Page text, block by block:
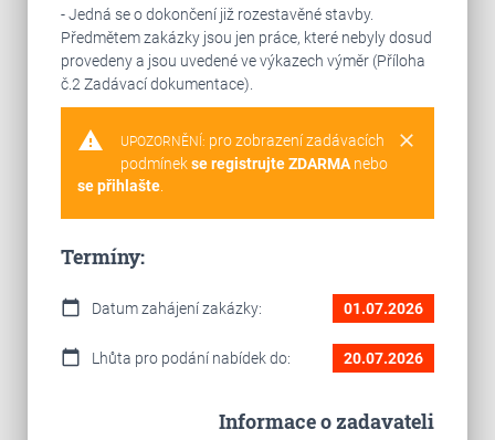
- Jedná se o dokončení již rozestavěné stavby.
Předmětem zakázky jsou jen práce, které nebyly dosud
provedeny a jsou uvedené ve výkazech výměr (Příloha
č.2 Zadávací dokumentace).
warning clear
UPOZORNĚNÍ: pro zobrazení zadávacích
podmínekse registrujte ZDARMAnebo
se přihlašte.
Termíny:
calendar_today Datum zahájení zakázky: 01.07.2026
calendar_today Lhůta pro podání nabídek do: 20.07.2026
Informace o zadavateli